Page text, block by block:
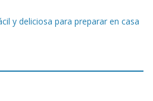
y deliciosa para preparar en casa